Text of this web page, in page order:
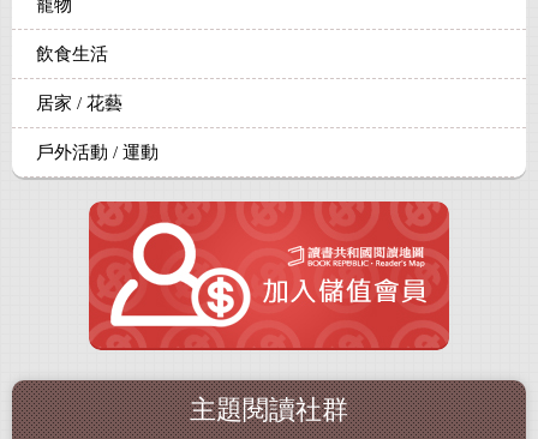
寵物
飲食生活
居家 / 花藝
戶外活動 / 運動
主題閱讀社群